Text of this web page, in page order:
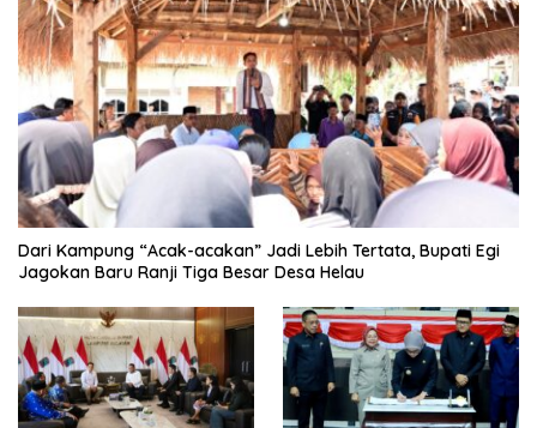
Dari Kampung “Acak-acakan” Jadi Lebih Tertata, Bupati Egi
Jagokan Baru Ranji Tiga Besar Desa Helau